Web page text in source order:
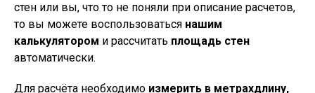
стен или вы, что то не поняли при описание расчетов,
то вы можете воспользоваться нашим
калькулятором и рассчитать площадь стен
автоматически.
Для расчёта необходимо измерить в метрахдлину,